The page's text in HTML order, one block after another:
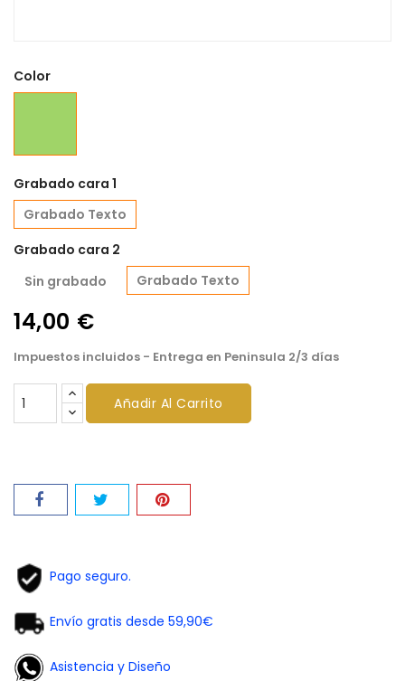
Color
Grabado cara 1
Grabado Texto
Grabado cara 2
Sin grabado
Grabado Texto
14,00 €
Impuestos incluidos - Entrega en Peninsula 2/3 días
Añadir Al Carrito
Pago seguro.
Envío gratis desde 59,90€
Asistencia y Diseño